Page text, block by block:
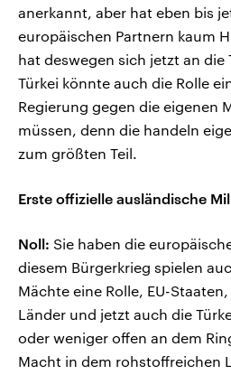
anerkannt, aber hat eben bis
europäischen Partnern kaum
hat deswegen sich jetzt an die
Türkei könnte auch die Rolle
Regierung gegen die eigenen
müssen, denn die handeln
zum größten Teil.
Erste offizielle ausländische
Noll: Sie haben die
diesem Bürgerkrieg spielen
Mächte eine Rolle, EU-
Länder und jetzt auch die
oder weniger offen an dem
Macht in dem rohstoffreichen